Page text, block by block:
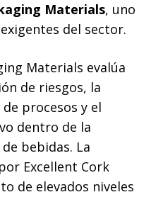
Materials, uno
del sector.
Materials evalúa
de riesgos, la
procesos y el
dentro de la
bebidas. La
Excellent Cork
de elevados niveles